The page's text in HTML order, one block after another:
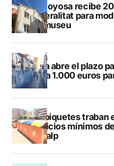
Villajoyosa recibe
Generalitat para
Vilamuseu
Altea abre el plazo
hasta 1.000 euros
Los piquetes traban
servicios mínimos
en Calp